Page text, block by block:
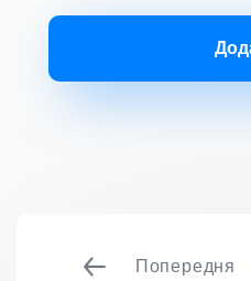
Попередня